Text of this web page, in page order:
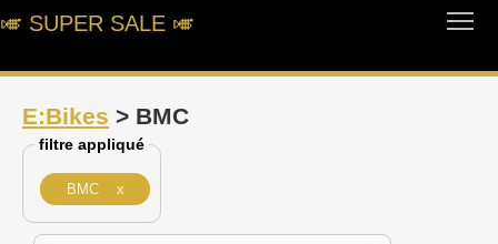
🎺︎ SUPER SALE 🎺︎
E:Bikes > BMC
filtre appliqué
BMC x